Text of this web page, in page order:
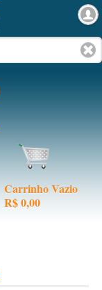
Carrinho Vazio
R$ 0,00